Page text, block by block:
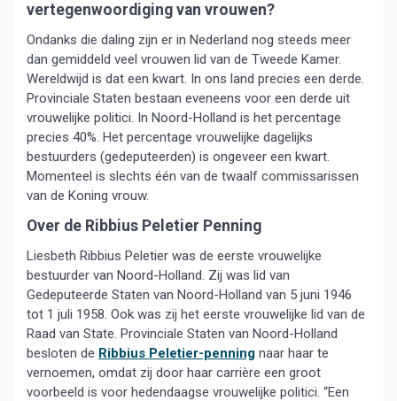
vertegenwoordiging van vrouwen?
Ondanks die daling zijn er in Nederland nog steeds meer
dan gemiddeld veel vrouwen lid van de Tweede Kamer.
Wereldwijd is dat een kwart. In ons land precies een derde.
Provinciale Staten bestaan eveneens voor een derde uit
vrouwelijke politici. In Noord-Holland is het percentage
precies 40%. Het percentage vrouwelijke dagelijks
bestuurders (gedeputeerden) is ongeveer een kwart.
Momenteel is slechts één van de twaalf commissarissen
van de Koning vrouw.
Over de Ribbius Peletier Penning
Liesbeth Ribbius Peletier was de eerste vrouwelijke
bestuurder van Noord-Holland. Zij was lid van
Gedeputeerde Staten van Noord-Holland van 5 juni 1946
tot 1 juli 1958. Ook was zij het eerste vrouwelijke lid van de
Raad van State. Provinciale Staten van Noord-Holland
besloten de Ribbius Peletier-penning naar haar te
vernoemen, omdat zij door haar carrière een groot
voorbeeld is voor hedendaagse vrouwelijke politici. “Een